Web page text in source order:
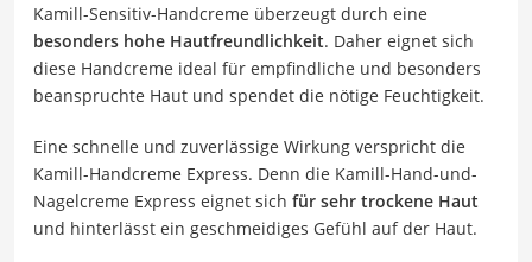
Kamill-Sensitiv-Handcreme überzeugt durch eine
besonders hohe Hautfreundlichkeit. Daher eignet sich
diese Handcreme ideal für empfindliche und besonders
beanspruchte Haut und spendet die nötige Feuchtigkeit.
Eine schnelle und zuverlässige Wirkung verspricht die
Kamill-Handcreme Express. Denn die Kamill-Hand-und-
Nagelcreme Express eignet sich für sehr trockene Haut
und hinterlässt ein geschmeidiges Gefühl auf der Haut.